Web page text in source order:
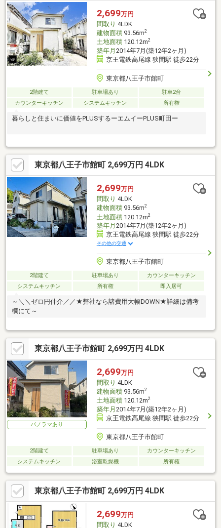
2,699万円
間取り 4LDK
建物面積93.56m2
土地面積120.12m2
築年月 2014年7月(築12年2ヶ月)
京王電鉄高尾線 狭間駅 徒歩22分
東京都八王子市館町
2階建て 駐車場あり
駐車2台
カウンターキッチン
システムキッチン 所有権
暮らしと住まいに価値をPLUSするーエムイーPLUS町田ー
東京都八王子市館町 2,699万円 4LDK
2,699万円
間取り 4LDK
建物面積93.56m2
土地面積120.12m2
築年月 2014年7月(築12年2ヶ月)
京王電鉄高尾線 狭間駅 徒歩22分
その他の交通
東京都八王子市館町
2階建て 駐車場あり
カウンターキッチン
システムキッチン
所有権 即入居可
～＼＼ゼロ円仲介／／★弊社なら諸費用大幅DOWN★詳細は備考
欄にて～
東京都八王子市館町 2,699万円 4LDK
パノラマあり
2,699万円
間取り 4LDK
建物面積93.56m2
土地面積120.12m2
築年月 2014年7月(築12年2ヶ月)
京王電鉄高尾線 狭間駅 徒歩22分
東京都八王子市館町
2階建て 駐車場あり
カウンターキッチン
システムキッチン
浴室乾燥機 所有権
東京都八王子市館町 2,699万円 4LDK
2,699万円
間取り 4LDK